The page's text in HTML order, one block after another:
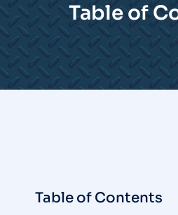
Table of
Table of Contents